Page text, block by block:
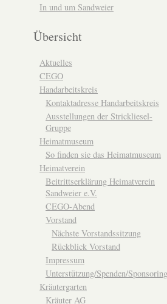
In und um Sandweier
Übersicht
Aktuelles
CEGO
Handarbeitskreis
Kontaktadresse Handarbeitskreis
Ausstellungen der Strickliesel-
Gruppe
Heimatmuseum
So finden sie das Heimatmuseum
Heimatverein
Beitrittserklärung Heimatverein
Sandweier e.V.
CEGO-Abend
Vorstand
Nächste Vorstandssitzung
Rückblick Vorstand
Impressum
Unterstützung/Spenden/Sponsoring
Kräutergarten
Kräuter AG